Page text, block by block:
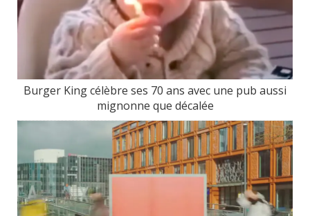
Burger King célèbre ses 70 ans avec une pub aussi
mignonne que décalée